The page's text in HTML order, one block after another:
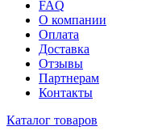
FAQ
О компании
Оплата
Доставка
Отзывы
Партнерам
Контакты
Каталог товаров